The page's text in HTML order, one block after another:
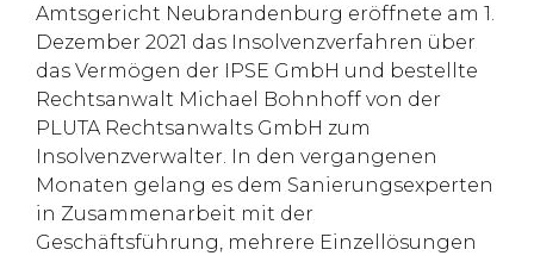
Amtsgericht Neubrandenburg eröffnete am 1.
Dezember 2021 das Insolvenzverfahren über
das Vermögen der IPSE GmbH und bestellte
Rechtsanwalt Michael Bohnhoff von der
PLUTA Rechtsanwalts GmbH zum
Insolvenzverwalter. In den vergangenen
Monaten gelang es dem Sanierungsexperten
in Zusammenarbeit mit der
Geschäftsführung, mehrere Einzellösungen